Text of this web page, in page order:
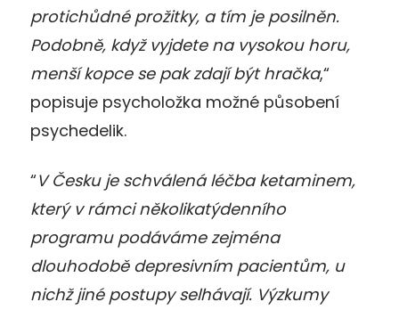
protichůdné prožitky, a tím je posilněn.
Podobně, když vyjdete na vysokou horu,
menší kopce se pak zdají být hračka,“
popisuje psycholožka možné působení
psychedelik.
“V Česku je schválená léčba ketaminem,
který v rámci několikatýdenního
programu podáváme zejména
dlouhodobě depresivním pacientům, u
nichž jiné postupy selhávají. Výzkumy